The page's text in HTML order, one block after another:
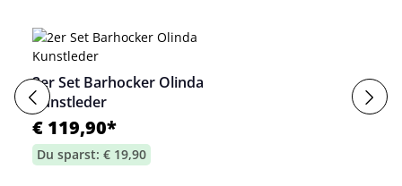
2er Set Barhocker Olinda
Kunstleder
€ 119,90*
Du sparst: € 19,90